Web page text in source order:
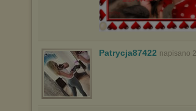
W przypadku braku twojej zgody na akceptację
prosimy o opuszczenie serwisu chomikuj.pl.
(dostosowanie reklam do Twoich potrzeb, analiza
marketingowych).
Wyrażenie sprzeciwu spowoduje, że wyświetlana
będzie dopasowana do Twoich preferencji, a
wyświetlona przypadkowo.
Patrycja87422 napisano